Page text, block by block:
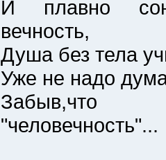
И плавно
вечность,
Душа без тела
Уже не надо
Забыв,что
"человечность"...